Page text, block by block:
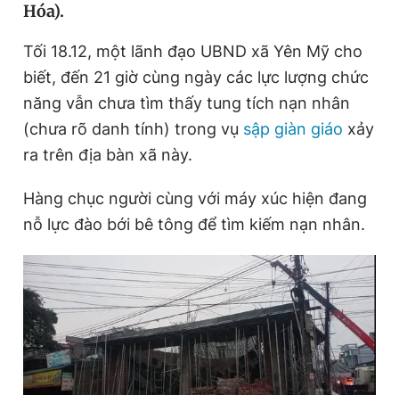
Sản phẩm khác
Tiện ích Bạn cần biết
Thông tin tòa soạn Liên hệ quảng cáo
Đọc Thanh Niên trên điện thoại
Theo dõi báo trên
Hóa).
Tối 18.12, một lãnh đạo UBND xã Yên Mỹ cho
biết, đến 21 giờ cùng ngày các lực lượng chức
năng vẫn chưa tìm thấy tung tích nạn nhân
(chưa rõ danh tính) trong vụ sập giàn giáo xảy
ra trên địa bàn xã này.
Hàng chục người cùng với máy xúc hiện đang
nỗ lực đào bới bê tông để tìm kiếm nạn nhân.